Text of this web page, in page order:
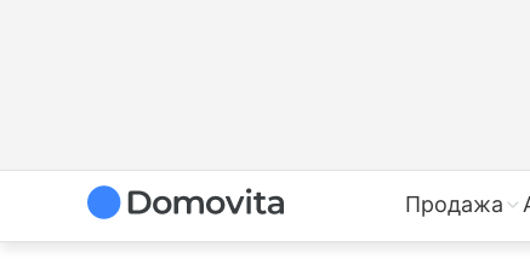
Продажа